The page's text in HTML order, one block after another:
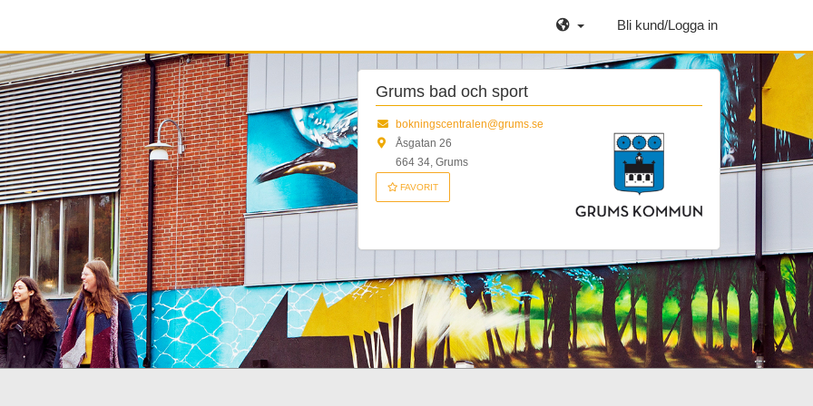
Bli kund/Logga in
Grums bad och sport
bokningscentralen@grums.se
Åsgatan 26
664 34, Grums
FAVORIT